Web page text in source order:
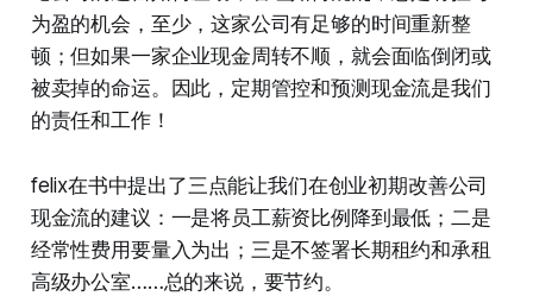
为盈的机会，至少，这家公司有足够的时间重新整
顿；但如果一家企业现金周转不顺，就会面临倒闭或
被卖掉的命运。因此，定期管控和预测现金流是我们
的责任和工作！
felix在书中提出了三点能让我们在创业初期改善公司
现金流的建议：一是将员工薪资比例降到最低；二是
经常性费用要量入为出；三是不签署长期租约和承租
高级办公室……总的来说，要节约。